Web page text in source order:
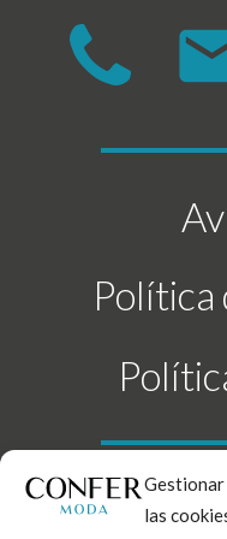
las
Política